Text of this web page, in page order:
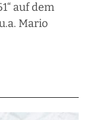
auf dem
Mario